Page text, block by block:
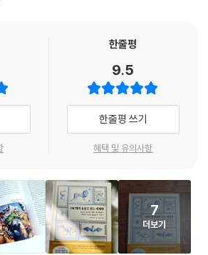
다.”(『인간의 유래와 성 선택』) 다윈은 우리
차이’가 있다고 생각했다. 인간은 동물보다 우등
다고 여겼다.
그대로 반영되었다. 역사 속에서 동물은 엄연히
리는 동물을 ‘당연하게’ 소외시켰다. 동물은 인
. 하지만 우리 인간도 결국에는 개나 고양이, 소나
를 98퍼센트 이상 공유하는 유인원이다. 인
한줄평
9.5
한줄평 쓰기
혜택 및 유의사항
7
더보기